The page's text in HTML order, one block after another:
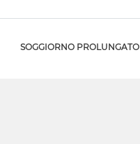
SOGGIORNO PROLUNGATO